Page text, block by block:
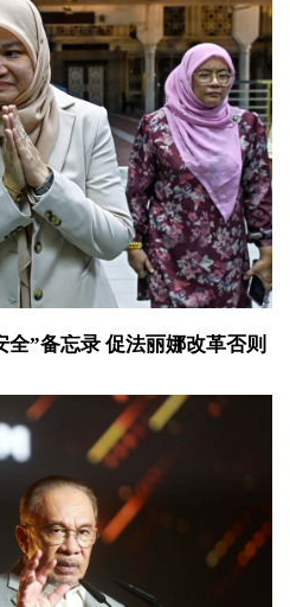
”备忘录 促法丽娜改革否则